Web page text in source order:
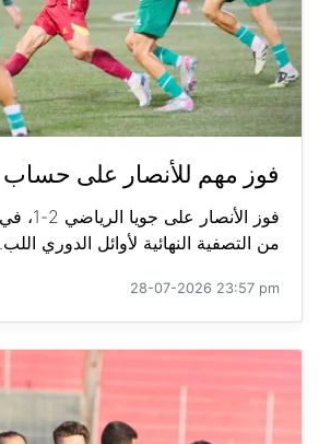
فوز مهم للأنصار على حساب
فوز
من التصفية النهائية لأوائل الدوري اللب...
28-07-2026 23:57 pm